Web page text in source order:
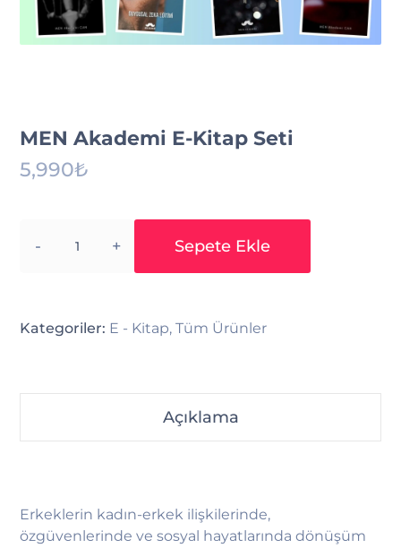
MEN Akademi E-Kitap Seti
5,990₺
Sepete Ekle
Kategoriler: E - Kitap,Tüm Ürünler
Açıklama
Erkeklerin kadın-erkek ilişkilerinde,
özgüvenlerinde ve sosyal hayatlarında dönüşüm